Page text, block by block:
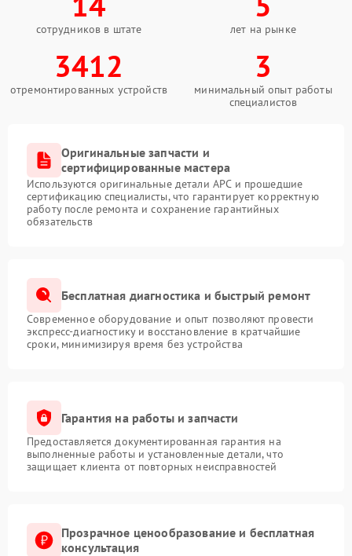
сотрудников в штате лет на рынке
3412
отремонтированных устройств
3
минимальный опыт работы
специалистов
Оригинальные запчасти и
сертифицированные мастера
Используются оригинальные детали APC и прошедшие
сертификацию специалисты, что гарантирует корректную
работу после ремонта и сохранение гарантийных
обязательств
Бесплатная диагностика и быстрый ремонт
Современное оборудование и опыт позволяют провести
экспресс-диагностику и восстановление в кратчайшие
сроки, минимизируя время без устройства
Гарантия на работы и запчасти
Предоставляется документированная гарантия на
выполненные работы и установленные детали, что
защищает клиента от повторных неисправностей
Прозрачное ценообразование и бесплатная
консультация